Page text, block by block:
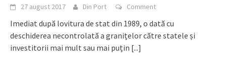
27 august 2017 Din Port Comment
Imediat după lovitura de stat din 1989, o dată cu
deschiderea necontrolată a granițelor către statele și
investitorii mai mult sau mai puțin [...]